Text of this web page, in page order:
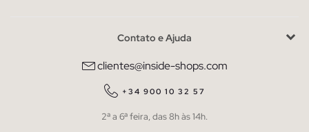
Contato e Ajuda
clientes@inside-shops.com
+34 900 10 32 57
2ª a 6ª feira, das 8h às 14h.